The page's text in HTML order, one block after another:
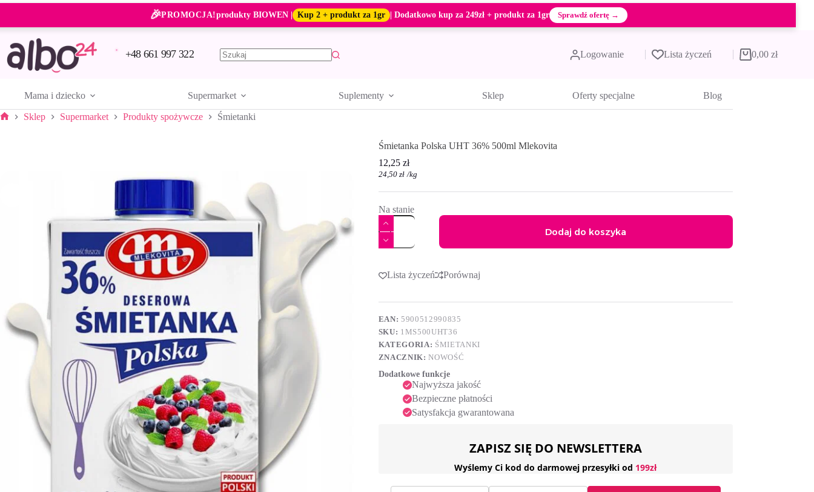
Przejdź
treści
🎉PROMOCJA!produkty BIOWEN | Kup 2 + produkt za 1gr | Dodatkowo kup za 249zł + produkt za 1gr Sprawdź ofertę →
+48 661 997 322 Logowanie Lista życzeń Koszyk
0,00 zł
Mama i dziecko Supermarket Suplementy Sklep Oferty specjalne Blog
Sklep Supermarket Produkty spożywcze Śmietanki
Śmietanka Polska UHT 36% 500ml Mlekovita
12,25 zł
24,50 zł /kg
Na stanie
ilość
Śmietanka
Polska
UHT
500ml
Mlekovita
Dodaj do koszyka
t
a
t
i
v
e
:
Lista życzeń Porównaj
EAN:5900512990835
SKU: 1MS500UHT36
KATEGORIA: ŚMIETANKI
ZNACZNIK:NOWOŚĆ
Dodatkowe funkcje
Najwyższa jakość
Bezpieczne płatności
Satysfakcja gwarantowana
ZAPISZ SIĘ DO NEWSLETTERA
Wyślemy Ci kod do darmowej przesyłki od 199zł